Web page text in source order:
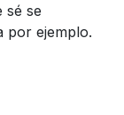
sé se
por ejemplo.